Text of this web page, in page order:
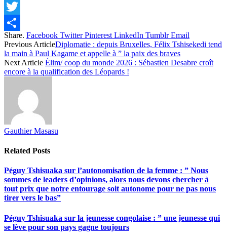
Facebook
Twitter
Share
Share. Facebook Twitter Pinterest LinkedIn Tumblr Email
Previous ArticleDiplomatie : depuis Bruxelles, Félix Tshisekedi tend
la main à Paul Kagame et appelle à ” la paix des braves
Next Article Élim/ coop du monde 2026 : Sébastien Desabre croît
encore à la qualification des Léopards !
Gauthier Masasu
Related Posts
Péguy Tshisuaka sur l’autonomisation de la femme : ” Nous
sommes de leaders d’opinions, alors nous devons chercher à
tout prix que notre entourage soit autonome pour ne pas nous
tirer vers le bas”
Péguy Tshisuaka sur la jeunesse congolaise : ” une jeunesse qui
se lève pour son pays gagne toujours